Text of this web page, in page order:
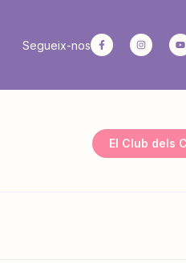
Segueix-nos
El Club dels